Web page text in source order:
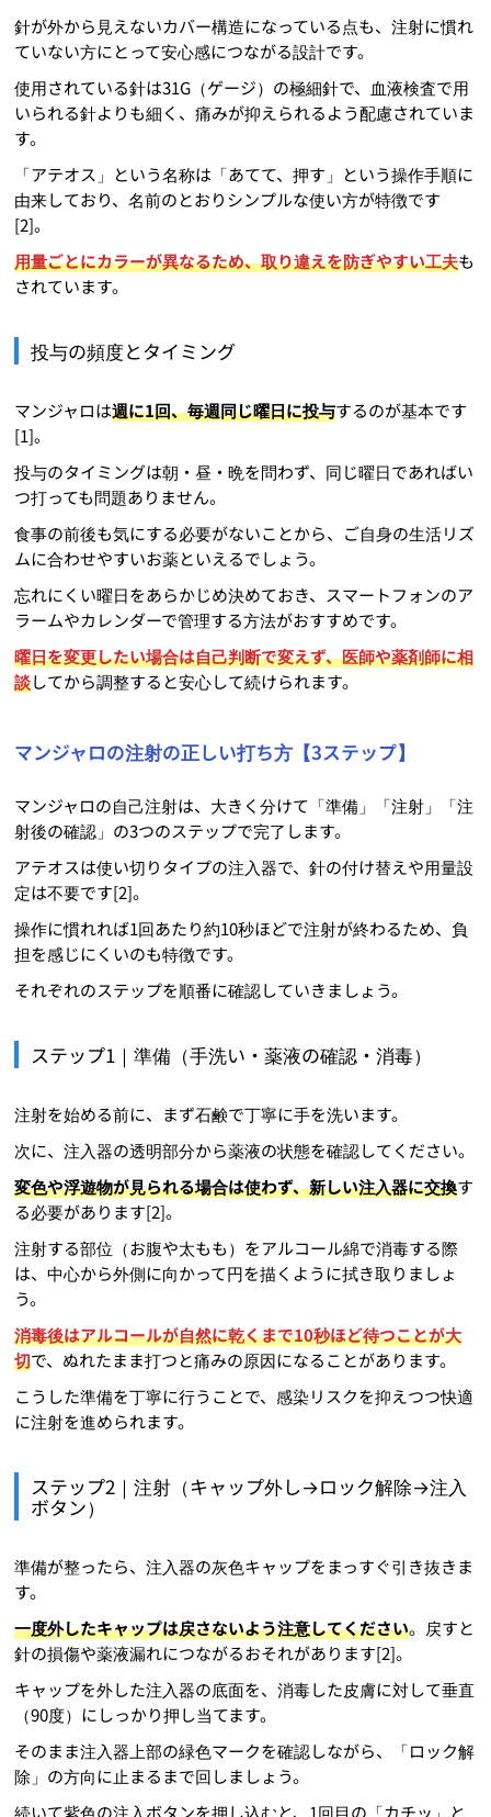
針が外から見えないカバー構造になっている点も、注射に慣れ
ていない方にとって安心感につながる設計です。
使用されている針は31G（ゲージ）の極細針で、血液検査で用
いられる針よりも細く、痛みが抑えられるよう配慮されていま
す。
「アテオス」という名称は「あてて、押す」という操作手順に
由来しており、名前のとおりシンプルな使い方が特徴です
[2]。
用量ごとにカラーが異なるため、取り違えを防ぎやすい工夫も
されています。
投与の頻度とタイミング
マンジャロは週に1回、毎週同じ曜日に投与するのが基本です
[1]。
投与のタイミングは朝・昼・晩を問わず、同じ曜日であればい
つ打っても問題ありません。
食事の前後も気にする必要がないことから、ご自身の生活リズ
ムに合わせやすいお薬といえるでしょう。
忘れにくい曜日をあらかじめ決めておき、スマートフォンのア
ラームやカレンダーで管理する方法がおすすめです。
曜日を変更したい場合は自己判断で変えず、医師や薬剤師に相
談してから調整すると安心して続けられます。
マンジャロの注射の正しい打ち方【3ステップ】
マンジャロの自己注射は、大きく分けて「準備」「注射」「注
射後の確認」の3つのステップで完了します。
アテオスは使い切りタイプの注入器で、針の付け替えや用量設
定は不要です[2]。
操作に慣れれば1回あたり約10秒ほどで注射が終わるため、負
担を感じにくいのも特徴です。
それぞれのステップを順番に確認していきましょう。
ステップ1｜準備（手洗い・薬液の確認・消毒）
注射を始める前に、まず石鹸で丁寧に手を洗います。
次に、注入器の透明部分から薬液の状態を確認してください。
変色や浮遊物が見られる場合は使わず、新しい注入器に交換す
る必要があります[2]。
注射する部位（お腹や太もも）をアルコール綿で消毒する際
は、中心から外側に向かって円を描くように拭き取りましょ
う。
消毒後はアルコールが自然に乾くまで10秒ほど待つことが大
切で、ぬれたまま打つと痛みの原因になることがあります。
こうした準備を丁寧に行うことで、感染リスクを抑えつつ快適
に注射を進められます。
ステップ2｜注射（キャップ外し→ロック解除→注入
ボタン）
準備が整ったら、注入器の灰色キャップをまっすぐ引き抜きま
す。
一度外したキャップは戻さないよう注意してください。戻すと
針の損傷や薬液漏れにつながるおそれがあります[2]。
キャップを外した注入器の底面を、消毒した皮膚に対して垂直
（90度）にしっかり押し当てます。
そのまま注入器上部の緑色マークを確認しながら、「ロック解
除」の方向に止まるまで回しましょう。
続いて紫色の注入ボタンを押し込むと、1回目の「カチッ」と